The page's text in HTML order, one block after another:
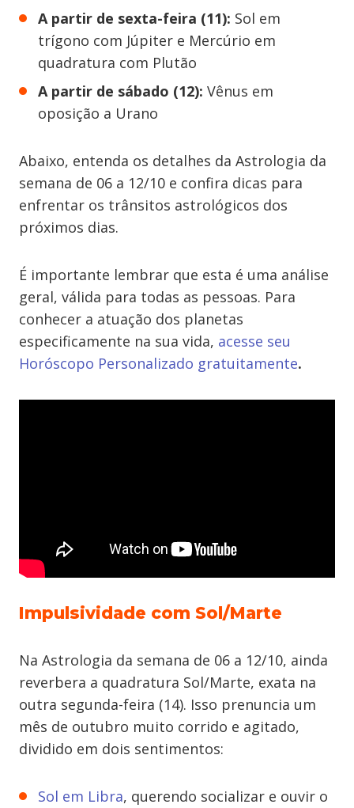
A partir de sexta-feira (11): Sol em
trígono com Júpiter e Mercúrio em
quadratura com Plutão
A partir de sábado (12): Vênus em
oposição a Urano
Abaixo, entenda os detalhes da Astrologia da
semana de 06 a 12/10 e confira dicas para
enfrentar os trânsitos astrológicos dos
próximos dias.
É importante lembrar que esta é uma análise
geral, válida para todas as pessoas. Para
conhecer a atuação dos planetas
especificamente na sua vida, acesse seu
Horóscopo Personalizado gratuitamente.
Impulsividade com Sol/Marte
Na Astrologia da semana de 06 a 12/10, ainda
reverbera a quadratura Sol/Marte, exata na
outra segunda-feira (14). Isso prenuncia um
mês de outubro muito corrido e agitado,
dividido em dois sentimentos:
Sol em Libra, querendo socializar e ouvir o